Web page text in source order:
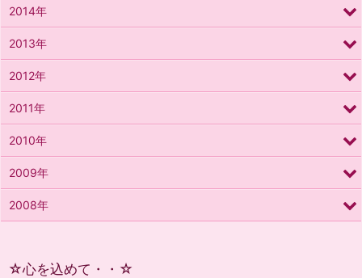
☆心を込めて・・☆
2014年
2013年
2012年
2011年
2010年
2009年
2008年